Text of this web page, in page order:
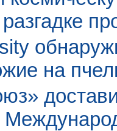
на